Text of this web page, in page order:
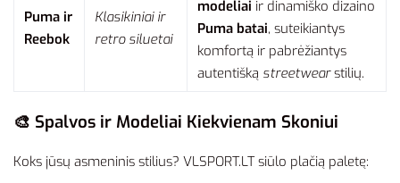
Puma ir
Reebok
Klasikiniai ir
retro siluetai
modeliai ir dinamiško dizaino
Puma batai, suteikiantys
komfortą ir pabrėžiantys
autentišką streetwearstilių.
🎨 Spalvos ir Modeliai Kiekvienam Skoniui
Koks jūsų asmeninis stilius? VLSPORT.LT siūlo plačią paletę: